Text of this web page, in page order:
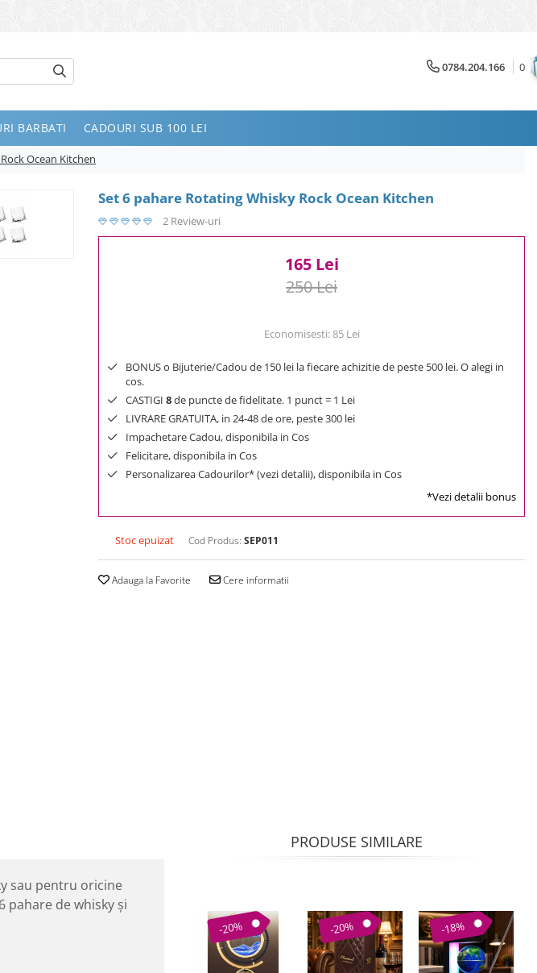
0784.204.166 0
BARBATI CADOURI SUB 100 LEI
Ocean Kitchen
Set 6 pahare Rotating Whisky Rock Ocean Kitchen
2 Review-uri
165 Lei
250 Lei
Economisesti:85 Lei
BONUS o Bijuterie/Cadou de 150 lei la fiecare achizitie de peste 500 lei. O alegi in
cos.
CASTIGI 8de puncte de fidelitate. 1 punct = 1 Lei
LIVRARE GRATUITA, in 24-48 de ore, peste 300 lei
Impachetare Cadou, disponibila in Cos
Felicitare, disponibila in Cos
Personalizarea Cadourilor* (vezi detalii), disponibila in Cos
*Vezi detalii bonus
Stoc epuizat Cod Produs: SEP011
Adauga la Favorite Cere informatii
sau pentru oricine
pahare de whisky și
PRODUSE SIMILARE
-20% -20% -18%